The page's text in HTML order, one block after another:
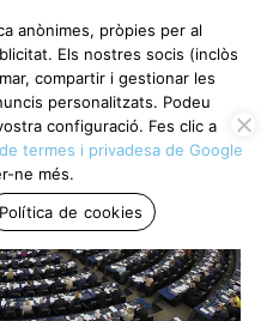
anònimes, pròpies per al
Els nostres socis (inclòs
compartir i gestionar les
personalitzats. Podeu
configuració. Fes clic a
termes i privadesa de Google
ne més.
Política de cookies